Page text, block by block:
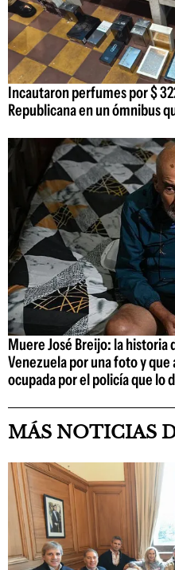
Incautaron perfumes por $
Republicana en un ómnibus
Muere José Breijo: la
Venezuela por una foto y que
ocupada por el policía que lo
MÁS NOTICIAS